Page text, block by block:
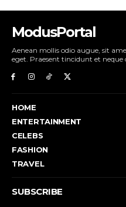
ModusPortal
Aenean mollis odio augue, sit
eget. Praesent tincidunt et neque
HOME
ENTERTAINMENT
CELEBS
FASHION
TRAVEL
SUBSCRIBE